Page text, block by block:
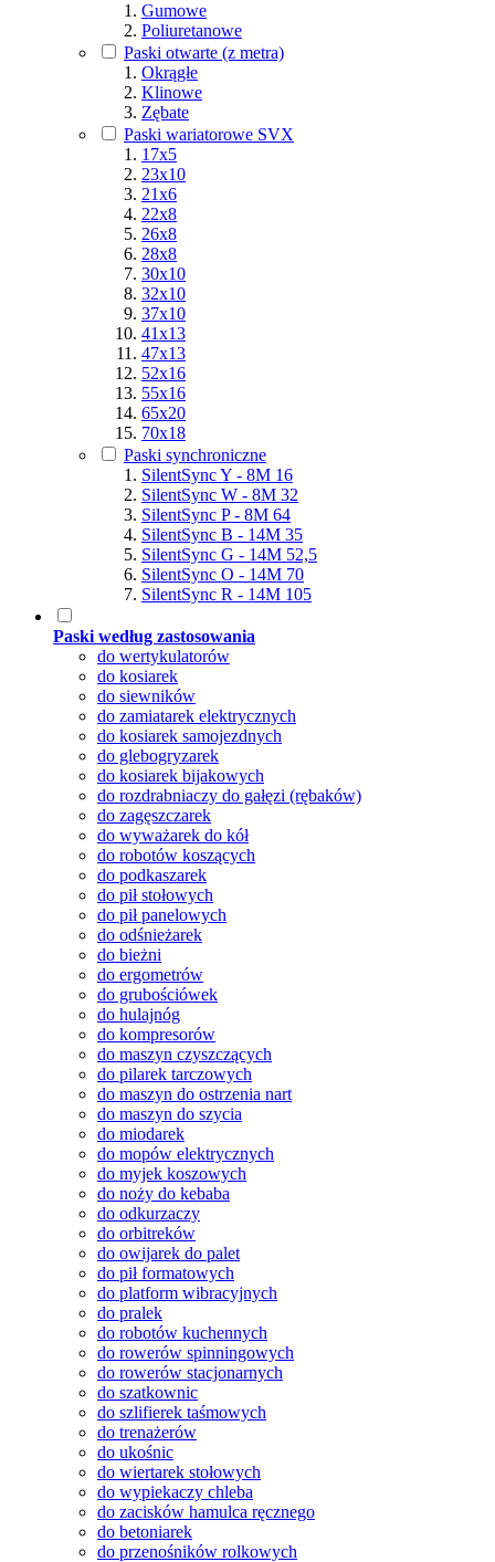
Gumowe
Poliuretanowe
Paski otwarte (z metra)
Okrągłe
Klinowe
Zębate
Paski wariatorowe SVX
17x5
23x10
21x6
22x8
26x8
28x8
30x10
32x10
37x10
41x13
47x13
52x16
55x16
65x20
70x18
Paski synchroniczne
SilentSync Y - 8M 16
SilentSync W - 8M 32
SilentSync P - 8M 64
SilentSync B - 14M 35
SilentSync G - 14M 52,5
SilentSync O - 14M 70
SilentSync R - 14M 105
Paski według zastosowania
do wertykulatorów
do kosiarek
do siewników
do zamiatarek elektrycznych
do kosiarek samojezdnych
do glebogryzarek
do kosiarek bijakowych
do rozdrabniaczy do gałęzi (rębaków)
do zagęszczarek
do wyważarek do kół
do robotów koszących
do podkaszarek
do pił stołowych
do pił panelowych
do odśnieżarek
do bieżni
do ergometrów
do grubościówek
do hulajnóg
do kompresorów
do maszyn czyszczących
do pilarek tarczowych
do maszyn do ostrzenia nart
do maszyn do szycia
do miodarek
do mopów elektrycznych
do myjek koszowych
do noży do kebaba
do odkurzaczy
do orbitreków
do owijarek do palet
do pił formatowych
do platform wibracyjnych
do pralek
do robotów kuchennych
do rowerów spinningowych
do rowerów stacjonarnych
do szatkownic
do szlifierek taśmowych
do trenażerów
do ukośnic
do wiertarek stołowych
do wypiekaczy chleba
do zacisków hamulca ręcznego
do betoniarek
do przenośników rolkowych